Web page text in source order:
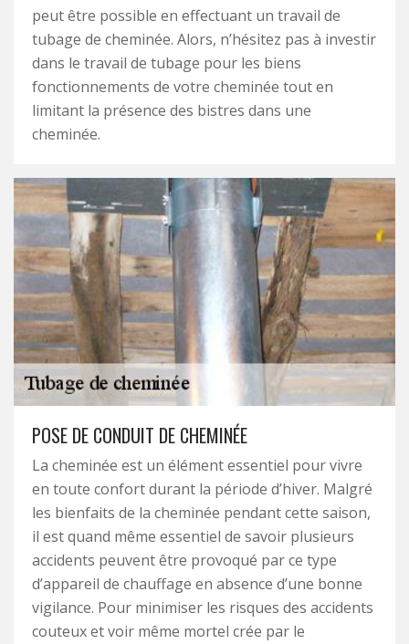
peut être possible en effectuant un travail de
tubage de cheminée. Alors, n’hésitez pas à investir
dans le travail de tubage pour les biens
fonctionnements de votre cheminée tout en
limitant la présence des bistres dans une
cheminée.
POSE DE CONDUIT DE CHEMINÉE
La cheminée est un élément essentiel pour vivre
en toute confort durant la période d’hiver. Malgré
les bienfaits de la cheminée pendant cette saison,
il est quand même essentiel de savoir plusieurs
accidents peuvent être provoqué par ce type
d’appareil de chauffage en absence d’une bonne
vigilance. Pour minimiser les risques des accidents
couteux et voir même mortel crée par le